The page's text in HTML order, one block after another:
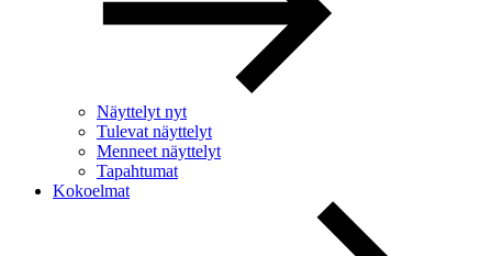
Näyttelyt nyt
Tulevat näyttelyt
Menneet näyttelyt
Tapahtumat
Kokoelmat